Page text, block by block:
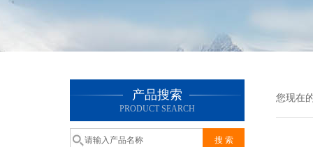
产品搜索
PRODUCT SEARCH
您现在